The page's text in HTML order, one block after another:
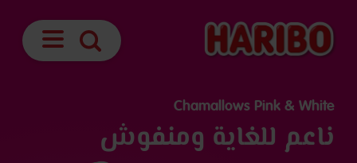
بحث
Chamallows Pink & White
ناعم للغاية ومنفوش